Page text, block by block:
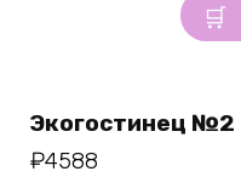
Экогостинец №2
₽4588